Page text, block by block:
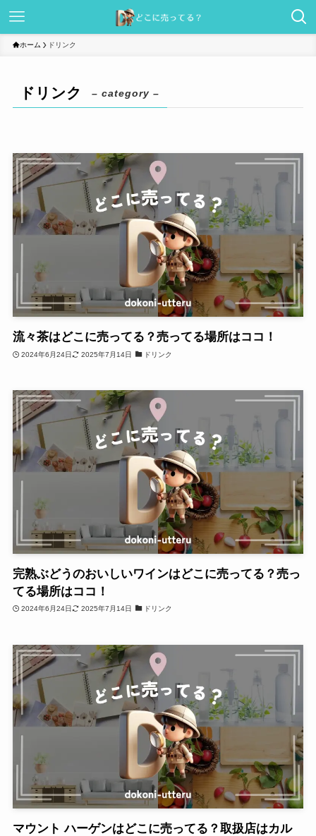
ホーム ドリンク
ドリンク – category –
流々茶はどこに売ってる？売ってる場所はココ！
2024年6月24日 2025年7月14日 ドリンク
完熟ぶどうのおいしいワインはどこに売ってる？売っ
てる場所はココ！
2024年6月24日 2025年7月14日 ドリンク
マウント ハーゲンはどこに売ってる？取扱店はカル